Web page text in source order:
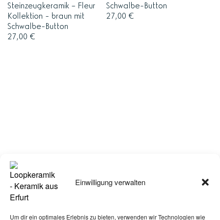
Einwilligung verwalten
Um dir ein optimales Erlebnis zu bieten, verwenden wir Technologien wie
Steinzeugkeramik – Fleur
Kollektion - braun mit
Schwalbe-Button
27,00 €
Schwalbe-Button
27,00 €
Tasse Fleur - Schilfgrün mit
Schwalbe-Button
27,00€
wasserblau
25,00